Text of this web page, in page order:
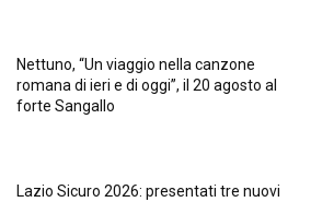
Nettuno, “Un viaggio nella canzone
romana di ieri e di oggi”, il 20 agosto al
forte Sangallo
Lazio Sicuro 2026: presentati tre nuovi